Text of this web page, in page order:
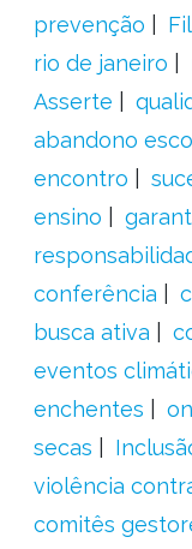
prevenção
rio de janeiro
Asserte
abandono
encontro
ensino
conferência
busca ativa
eventos
enchentes
secas
violência
comitês